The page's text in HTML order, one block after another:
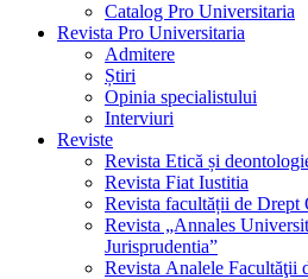
Catalog Pro Universitaria
Revista Pro Universitaria
Admitere
Știri
Opinia specialistului
Interviuri
Reviste
Revista Etică și
Revista Fiat Iustitia
Revista facultății de Drept
Revista „Annales
Jurisprudentia”
Revista Analele Facultăţii